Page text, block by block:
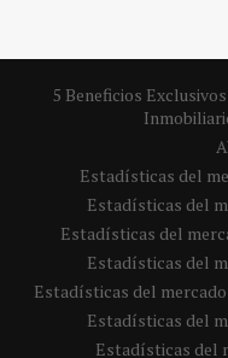
5 Beneficios
Estadísticas del
Estadísticas del
Estadísticas del
Estadísticas del
Estadísticas del
Estadísticas del
Estadísticas del